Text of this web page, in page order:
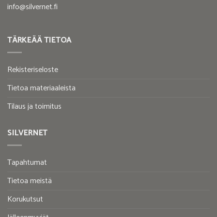
info@silvernet.fi
TÄRKEÄÄ TIETOA
Rekisteriseloste
Tietoa materiaaleista
Tilaus ja toimitus
SILVERNET
Tapahtumat
Tietoa meistä
Korukutsut